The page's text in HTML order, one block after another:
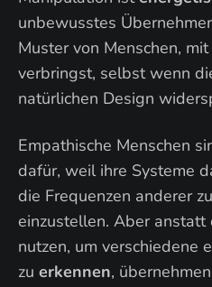
unbewusstes
Muster von Menschen,
verbringst, selbst wenn
natürlichen Design
Empathische Menschen
dafür, weil ihre Systeme
die Frequenzen anderer
einzustellen. Aber anstatt
nutzen, um verschiedene
zu erkennen,